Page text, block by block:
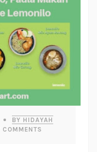
BY HIDAYAH
COMMENTS